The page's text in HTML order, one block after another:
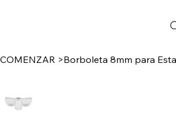
COMENZAR >Borboleta 8mm para